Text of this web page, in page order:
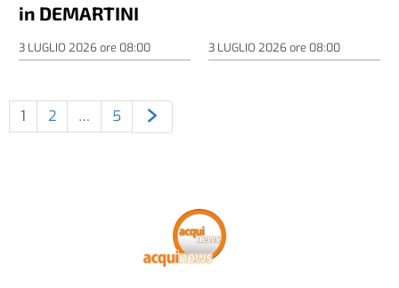
in DEMARTINI
3 LUGLIO 2026ore 08:00 3 LUGLIO 2026ore 08:00
1 2 … 5